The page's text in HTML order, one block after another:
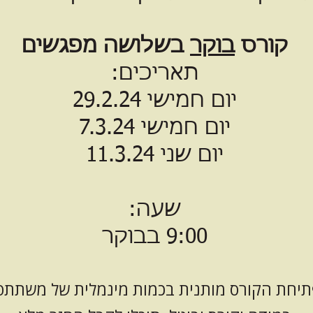
קורסבוקר בשלושה מפגשים
תאריכים:
יום חמישי 29.2.24
יום חמישי 7.3.24
יום שני 11.3.24
שעה:
9:00 בבוקר
הקורס מותנית בכמות מינמלית של